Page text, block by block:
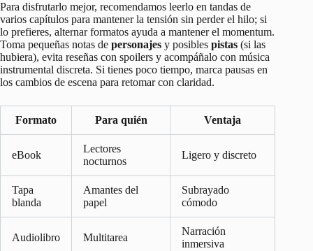
Para disfrutarlo mejor, recomendamos leerlo en tandas de
varios capítulos para mantener la tensión sin perder el hilo; si
lo prefieres, alternar formatos ayuda a mantener el momentum.
Toma pequeñas notas de personajes y posibles pistas (si las
hubiera), evita reseñas con spoilers y acompáñalo con música
instrumental discreta. Si tienes poco tiempo, marca pausas en
los cambios de escena para retomar con claridad.
Formato Para quién Ventaja
eBook
Lectores
nocturnos
Ligero y discreto
Tapa
blanda
Amantes del
papel
Subrayado
cómodo
Audiolibro Multitarea
Narración
inmersiva